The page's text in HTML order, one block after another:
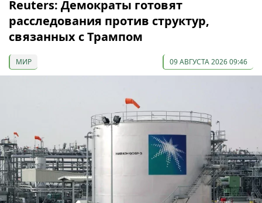
Reuters: Демократы готовят
расследования против структур,
связанных с Трампом
МИР 09 АВГУСТА 2026 09:46